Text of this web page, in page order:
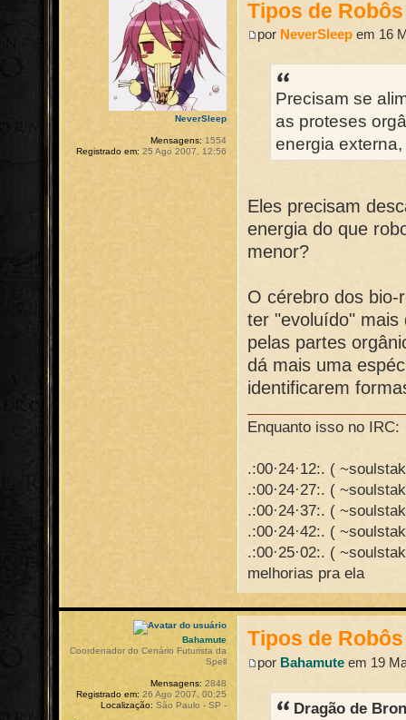
Tipos de Robôs
por NeverSleep em 16
Precisam se
as proteses
energia
Eles precisam
energia do que
menor?
O cérebro dos bio-
ter "evoluído" mais
pelas partes
dá mais uma
identificarem
Enquanto isso no IRC:
.:00·24·12:. (
.:00·24·27:. (
.:00·24·37:. (
.:00·24·42:. (
.:00·25·02:. (
melhorias pra ela
NeverSleep
Mensagens: 1554
Registrado em: 25 Ago 2007, 12:56
Tipos de Robôs
por Bahamute em 19
Dragão de
Bahamute
Coordenador do Cenário Futurista da
Spell
Mensagens: 2848
Registrado em: 26 Ago 2007, 00:25
Localização: São Paulo - SP -